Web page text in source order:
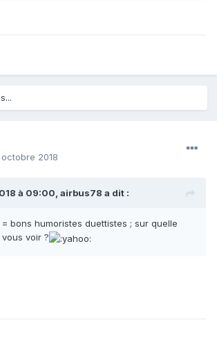
octobre 2018
à 09:00, airbus78 a dit :
= bons humoristes duettistes ; sur quelle
voir ?